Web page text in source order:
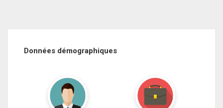
Données démographiques